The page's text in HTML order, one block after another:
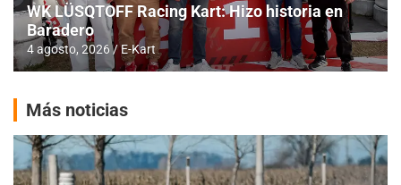
WK LÜSQTOFF Racing Kart: Hizo historia en
Baradero
4 agosto, 2026 E-Kart
Más noticias